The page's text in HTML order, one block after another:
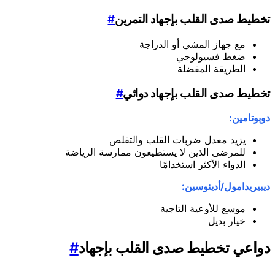
تخطيط صدى القلب بإجهاد التمرين#
مع جهاز المشي أو الدراجة
ضغط فسيولوجي
الطريقة المفضلة
تخطيط صدى القلب بإجهاد دوائي#
دوبوتامين:
يزيد معدل ضربات القلب والتقلص
للمرضى الذين لا يستطيعون ممارسة الرياضة
الدواء الأكثر استخدامًا
ديبيريدامول/أدينوسين:
موسع للأوعية التاجية
خيار بديل
دواعي تخطيط صدى القلب بإجهاد#